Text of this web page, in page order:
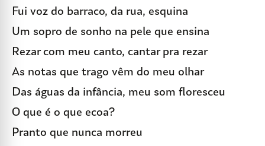
Fui voz do barraco, da rua, esquina
Um sopro de sonho na pele que ensina
Rezar com meu canto, cantar pra rezar
As notas que trago vêm do meu olhar
Das águas da infância, meu som floresceu
O que é o que ecoa?
Pranto que nunca morreu